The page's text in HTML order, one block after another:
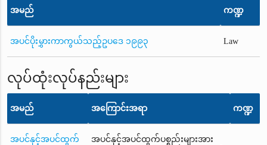
အမည် ကဏ္ဍ
အပင်ပိုးမွှားကာကွယ်သည့်ဥပဒေ ၁၉၉၃ Law
လုပ်ထုံးလုပ်နည်းများ
အမည် အကြောင်းအရာ ကဏ္ဍ
အပင်နှင့်အပင်ထွက်
အပင်နှင့်အပင်ထွက်ပစ္စည်းများအား